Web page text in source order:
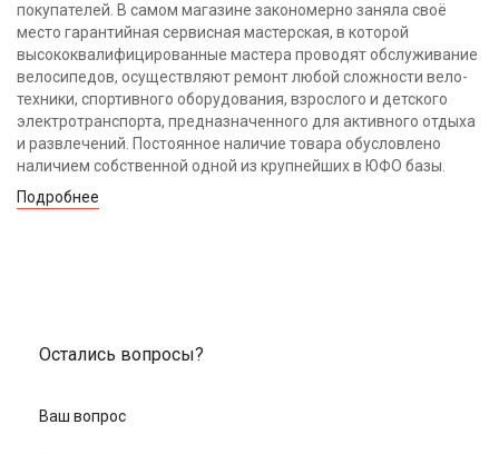
покупателей. В самом магазине закономерно заняла своё
место гарантийная сервисная мастерская, в которой
высококвалифицированные мастера проводят обслуживание
велосипедов, осуществляют ремонт любой сложности вело-
техники, спортивного оборудования, взрослого и детского
электротранспорта, предназначенного для активного отдыха
и развлечений. Постоянное наличие товара обусловлено
наличием собственной одной из крупнейших в ЮФО базы.
Подробнее
Остались вопросы?
Ваш вопрос